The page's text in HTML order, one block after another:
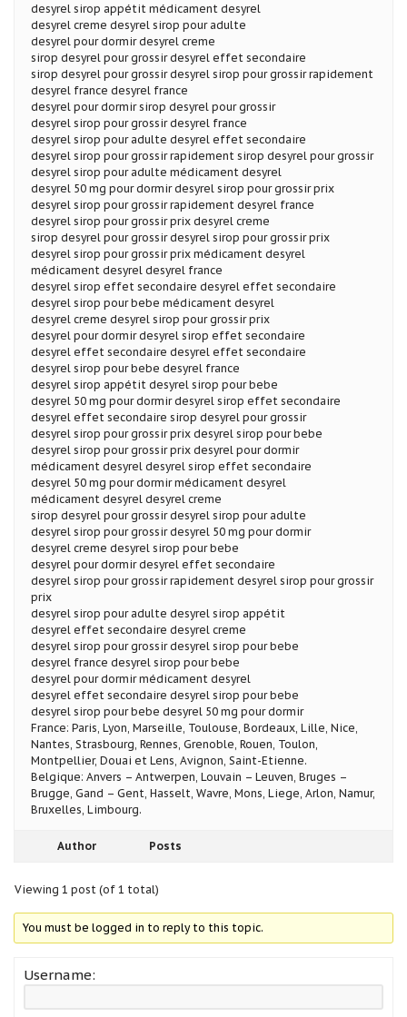
desyrel sirop appétit médicament desyrel
desyrel creme desyrel sirop pour adulte
desyrel pour dormir desyrel creme
sirop desyrel pour grossir desyrel effet secondaire
sirop desyrel pour grossir desyrel sirop pour grossir rapidement
desyrel france desyrel france
desyrel pour dormir sirop desyrel pour grossir
desyrel sirop pour grossir desyrel france
desyrel sirop pour adulte desyrel effet secondaire
desyrel sirop pour grossir rapidement sirop desyrel pour grossir
desyrel sirop pour adulte médicament desyrel
desyrel 50 mg pour dormir desyrel sirop pour grossir prix
desyrel sirop pour grossir rapidement desyrel france
desyrel sirop pour grossir prix desyrel creme
sirop desyrel pour grossir desyrel sirop pour grossir prix
desyrel sirop pour grossir prix médicament desyrel
médicament desyrel desyrel france
desyrel sirop effet secondaire desyrel effet secondaire
desyrel sirop pour bebe médicament desyrel
desyrel creme desyrel sirop pour grossir prix
desyrel pour dormir desyrel sirop effet secondaire
desyrel effet secondaire desyrel effet secondaire
desyrel sirop pour bebe desyrel france
desyrel sirop appétit desyrel sirop pour bebe
desyrel 50 mg pour dormir desyrel sirop effet secondaire
desyrel effet secondaire sirop desyrel pour grossir
desyrel sirop pour grossir prix desyrel sirop pour bebe
desyrel sirop pour grossir prix desyrel pour dormir
médicament desyrel desyrel sirop effet secondaire
desyrel 50 mg pour dormir médicament desyrel
médicament desyrel desyrel creme
sirop desyrel pour grossir desyrel sirop pour adulte
desyrel sirop pour grossir desyrel 50 mg pour dormir
desyrel creme desyrel sirop pour bebe
desyrel pour dormir desyrel effet secondaire
desyrel sirop pour grossir rapidement desyrel sirop pour grossir
prix
desyrel sirop pour adulte desyrel sirop appétit
desyrel effet secondaire desyrel creme
desyrel sirop pour grossir desyrel sirop pour bebe
desyrel france desyrel sirop pour bebe
desyrel pour dormir médicament desyrel
desyrel effet secondaire desyrel sirop pour bebe
desyrel sirop pour bebe desyrel 50 mg pour dormir
France: Paris, Lyon, Marseille, Toulouse, Bordeaux, Lille, Nice,
Nantes, Strasbourg, Rennes, Grenoble, Rouen, Toulon,
Montpellier, Douai et Lens, Avignon, Saint-Etienne.
Belgique: Anvers – Antwerpen, Louvain – Leuven, Bruges –
Brugge, Gand – Gent, Hasselt, Wavre, Mons, Liege, Arlon, Namur,
Bruxelles, Limbourg.
Author Posts
Viewing 1 post (of 1 total)
You must be logged in to reply to this topic.
Username: